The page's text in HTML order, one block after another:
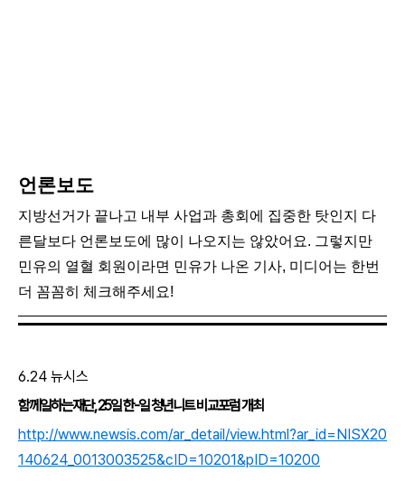
언론보도
지방선거가 끝나고 내부 사업과 총회에 집중한 탓인지 다
른달보다 언론보도에 많이 나오지는 않았어요. 그렇지만
민유의 열혈 회원이라면 민유가 나온 기사, 미디어는 한번
더 꼼꼼히 체크해주세요!
6.24 뉴시스
함께일하는재단, 25일 한-일 청년니트 비교포럼 개최
http://www.newsis.com/ar_detail/view.html?ar_id=NISX20
140624_0013003525&cID=10201&pID=10200